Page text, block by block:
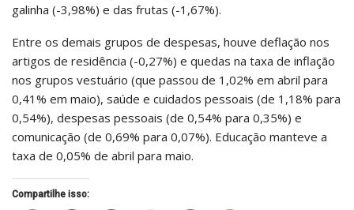
galinha (-3,98%) e das frutas (-1,67%).
Entre os demais grupos de despesas, houve deflação nos
artigos de residência (-0,27%) e quedas na taxa de inflação
nos grupos vestuário (que passou de 1,02% em abril para
0,41% em maio), saúde e cuidados pessoais (de 1,18% para
0,54%), despesas pessoais (de 0,54% para 0,35%) e
comunicação (de 0,69% para 0,07%). Educação manteve a
taxa de 0,05% de abril para maio.
Compartilhe isso: